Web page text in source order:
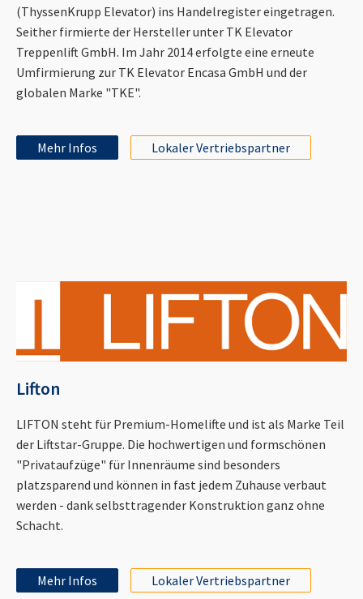
(ThyssenKrupp Elevator) ins Handelregister eingetragen.
Seither firmierte der Hersteller unter TK Elevator
Treppenlift GmbH. Im Jahr 2014 erfolgte eine erneute
Umfirmierung zur TK Elevator Encasa GmbH und der
globalen Marke "TKE".
Mehr Infos Lokaler Vertriebspartner
Lifton
LIFTON steht für Premium-Homelifte und ist als Marke Teil
der Liftstar-Gruppe. Die hochwertigen und formschönen
"Privataufzüge" für Innenräume sind besonders
platzsparend und können in fast jedem Zuhause verbaut
werden - dank selbsttragender Konstruktion ganz ohne
Schacht.
Mehr Infos Lokaler Vertriebspartner